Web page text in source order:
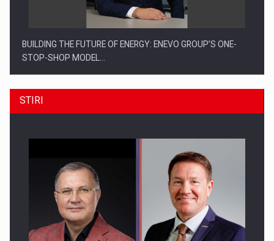
BUILDING THE FUTURE OF ENERGY: ENEVO GROUP’S ONE-
STOP-SHOP MODEL…
ROOTED IN ROMANIA, BUILT TO DELIVER TECHNOLOGY FOR
THE…
STIRI